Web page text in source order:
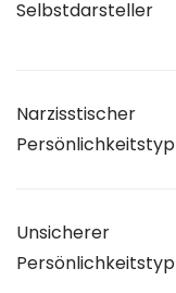
Selbstdarsteller
Narzisstischer
Persönlichkeitstyp
Unsicherer
Persönlichkeitstyp